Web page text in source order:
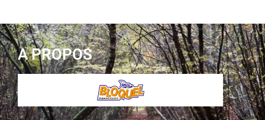
A PROPOS